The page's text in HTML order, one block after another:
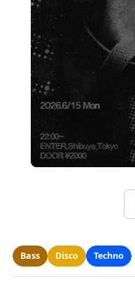
Bass Disco Techno